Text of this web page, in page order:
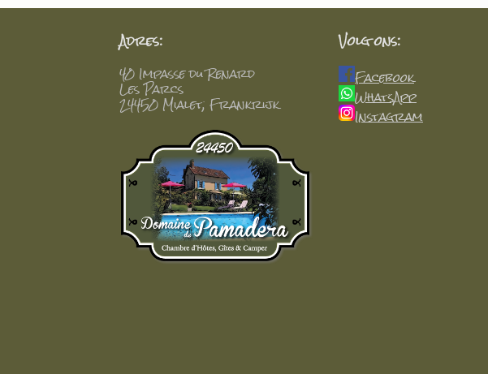
Adres:
40 Impasse du Renard
Les Parcs
24450 Mialet, Frankrijk
Volg ons:
Facebook
WhatsApp
Instagram